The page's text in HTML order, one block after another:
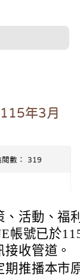
年3月
數： 319
、活動、福
帳號已於
收管道。
期推播本市